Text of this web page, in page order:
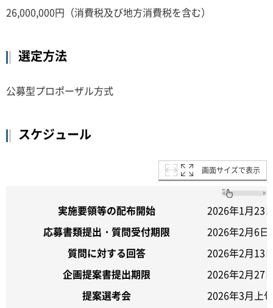
26,000,000円（消費税及び地方消費税を含む）
選定方法
公募型プロポーザル方式
スケジュール
画面サイズで表示
実施要領等の配布開始
2026年1月23
応募書類提出・質問受付期限
2026年2月6日
質問に対する回答
2026年2月13
企画提案書提出期限
2026年2月27
提案選考会
2026年3月上旬